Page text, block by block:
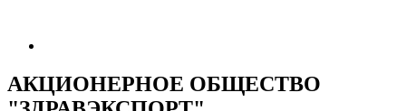
АКЦИОНЕРНОЕ ОБЩЕСТВО